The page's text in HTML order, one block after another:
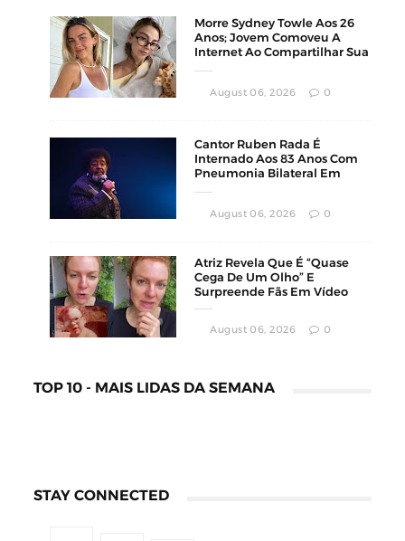
Morre Sydney Towle Aos 26
Anos; Jovem Comoveu A
Internet Ao Compartilhar Sua
August 06, 2026 0
Cantor Ruben Rada É
Internado Aos 83 Anos Com
Pneumonia Bilateral Em
August 06, 2026 0
Atriz Revela Que É “Quase
Cega De Um Olho” E
Surpreende Fãs Em Vídeo
August 06, 2026 0
TOP 10 - MAIS LIDAS DA SEMANA
STAY CONNECTED